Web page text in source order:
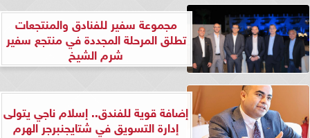
مجموعة سفير للفنادق والمنتجعات
تطلق المرحلة المجددة في منتجع سفير
شرم الشيخ
إضافة قوية للفندق.. إسلام ناجي يتولى
إدارة التسويق في شتايجنبرجر الهرم